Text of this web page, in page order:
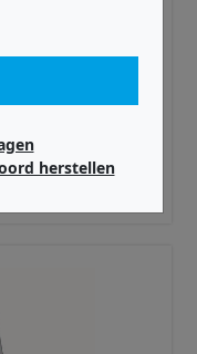
herstellen